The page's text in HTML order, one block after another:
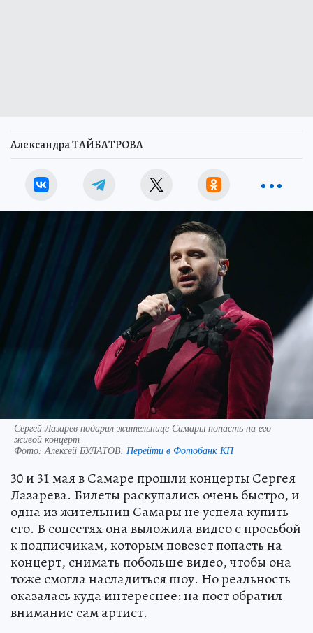
Александра ТАЙБАТРОВА
Сергей Лазарев подарил жительнице Самары попасть на его
живой концерт
Фото:Алексей БУЛАТОВ. Перейти в Фотобанк КП
30 и 31 мая в Самаре прошли концерты Сергея
Лазарева. Билеты раскупались очень быстро, и
одна из жительниц Самары не успела купить
его. В соцсетях она выложила видео с просьбой
к подписчикам, которым повезет попасть на
концерт, снимать побольше видео, чтобы она
тоже смогла насладиться шоу. Но реальность
оказалась куда интереснее: на пост обратил
внимание сам артист.